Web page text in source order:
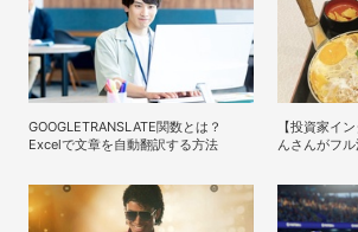
GOOGLETRANSLATE関数とは？
Excelで文章を自動翻訳する方法
【投資家イ
んさんがフ